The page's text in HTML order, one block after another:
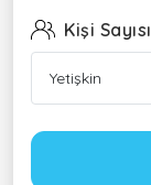
Kişi Sayısı